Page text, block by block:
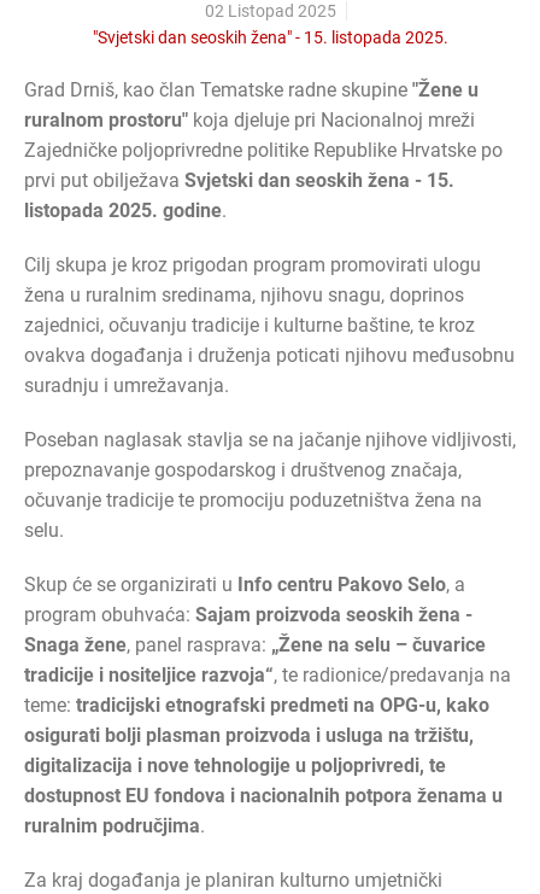
02 Listopad 2025
"Svjetski dan seoskih žena" - 15. listopada 2025.
Grad Drniš, kao član Tematske radne skupine "Žene u
ruralnom prostoru" koja djeluje pri Nacionalnoj mreži
Zajedničke poljoprivredne politike Republike Hrvatske po
prvi put obilježava Svjetski dan seoskih žena - 15.
listopada 2025. godine.
Cilj skupa je kroz prigodan program promovirati ulogu
žena u ruralnim sredinama, njihovu snagu, doprinos
zajednici, očuvanju tradicije i kulturne baštine, te kroz
ovakva događanja i druženja poticati njihovu međusobnu
suradnju i umrežavanja.
Poseban naglasak stavlja se na jačanje njihove vidljivosti,
prepoznavanje gospodarskog i društvenog značaja,
očuvanje tradicije te promociju poduzetništva žena na
selu.
Skup će se organizirati u Info centru Pakovo Selo, a
program obuhvaća: Sajam proizvoda seoskih žena -
Snaga žene, panel rasprava: „Žene na selu – čuvarice
tradicije i nositeljice razvoja“, te radionice/predavanja na
teme: tradicijski etnografski predmeti na OPG-u, kako
osigurati bolji plasman proizvoda i usluga na tržištu,
digitalizacija i nove tehnologije u poljoprivredi, te
dostupnost EU fondova i nacionalnih potpora ženama u
ruralnim područjima.
Za kraj događanja je planiran kulturno umjetnički